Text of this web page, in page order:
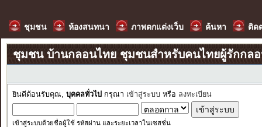
ชุมชน ห้องสนทนา ภาพตกแต่งเว็บ ค้นหา ติด
ชุมชน บ้านกลอนไทย ชุมชนสำหรับคนไทยผู้รักกล
ยินดีต้อนรับคุณ, บุคคลทั่วไป กรุณา เข้าสู่ระบบ หรือ ลงทะเบียน
เข้าสู่ระบบด้วยชื่อผู้ใช้ รหัสผ่าน และระยะเวลาในเซสชั่น